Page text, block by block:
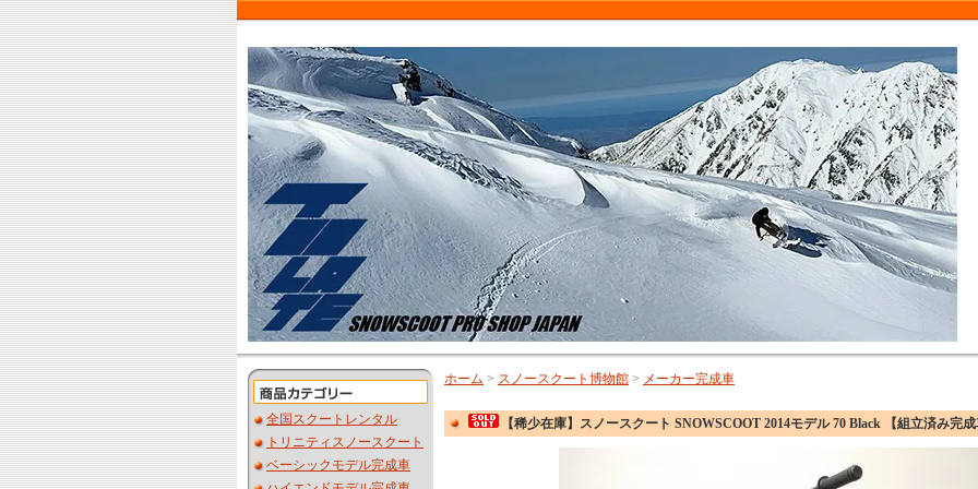
全国スクートレンタル
トリニティスノースクート
ベーシックモデル完成車
ホーム > スノースクート博物館 > メーカー完成車
【稀少在庫】スノースクート SNOWSCOOT 2014モデル 70 Black 【組立済み完